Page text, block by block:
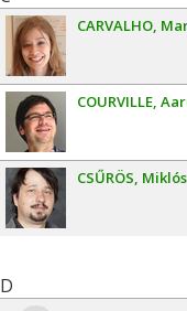
CARVALHO
COURVILLE
CSŰRÖS Miklós
D